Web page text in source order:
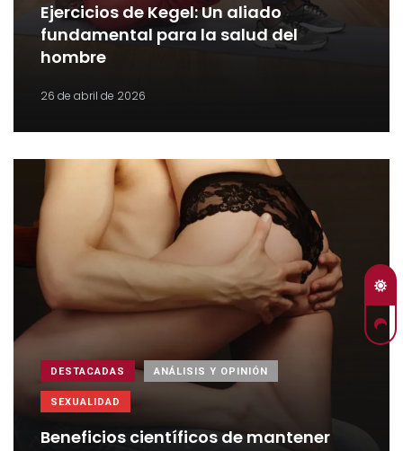
Ejercicios de Kegel: Un aliado
fundamental para la salud del
hombre
26 de abril de 2026
DESTACADAS ANÁLISIS Y OPINIÓN
SEXUALIDAD
Beneficios científicos de mantener